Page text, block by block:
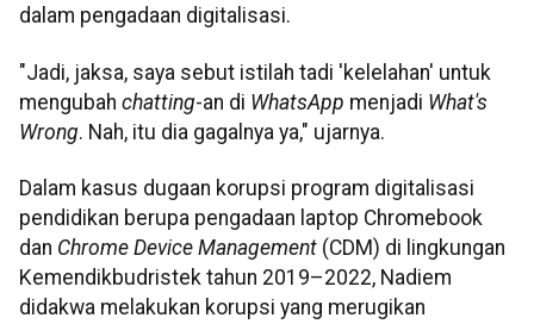
dalam pengadaan digitalisasi.
"Jadi, jaksa, saya sebut istilah tadi 'kelelahan' untuk
mengubah chatting-an di WhatsApp menjadi What's
Wrong. Nah, itu dia gagalnya ya," ujarnya.
Dalam kasus dugaan korupsi program digitalisasi
pendidikan berupa pengadaan laptop Chromebook
dan Chrome Device Management (CDM) di lingkungan
Kemendikbudristek tahun 2019–2022, Nadiem
didakwa melakukan korupsi yang merugikan